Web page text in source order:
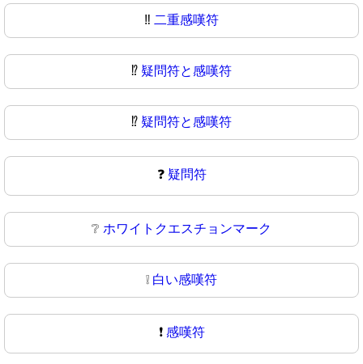
‼ 二重感嘆符
⁉️ 疑問符と感嘆符
⁉ 疑問符と感嘆符
❓ 疑問符
❔ ホワイトクエスチョンマーク
❕ 白い感嘆符
❗ 感嘆符